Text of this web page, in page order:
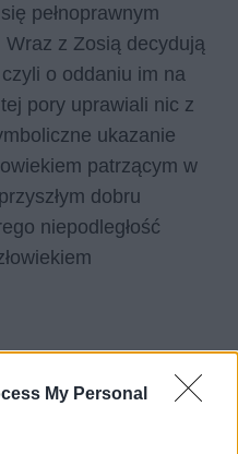
My Personal
pełnoprawnym
z Zosią decydują
czyli o oddaniu im na
pory uprawiali nic z
ukazanie
patrzącym w
dobru
niepodległość